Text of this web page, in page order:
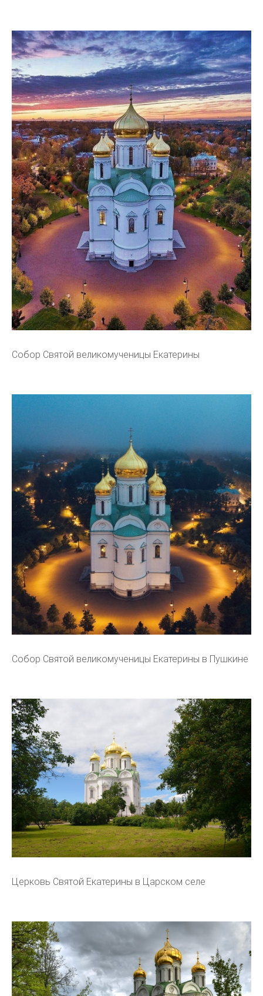
Собор Святой великомученицы Екатерины
Собор Святой великомученицы Екатерины в Пушкине
Церковь Святой Екатерины в Царском селе